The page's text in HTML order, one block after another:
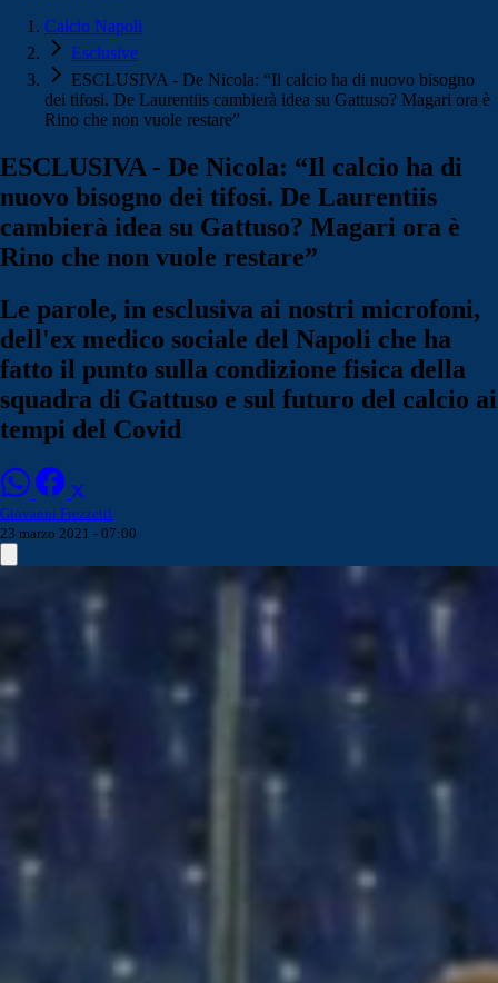
Calcio Napoli
Esclusive
ESCLUSIVA - De Nicola: “Il calcio ha di nuovo bisogno
dei tifosi. De Laurentiis cambierà idea su Gattuso? Magari ora è
Rino che non vuole restare”
ESCLUSIVA - De Nicola: “Il calcio ha di
nuovo bisogno dei tifosi. De Laurentiis
cambierà idea su Gattuso? Magari ora è
Rino che non vuole restare”
Le parole, in esclusiva ai nostri microfoni,
dell'ex medico sociale del Napoli che ha
fatto il punto sulla condizione fisica della
squadra di Gattuso e sul futuro del calcio ai
tempi del Covid
Giovanni Frezzetti
23 marzo 2021 - 07:00